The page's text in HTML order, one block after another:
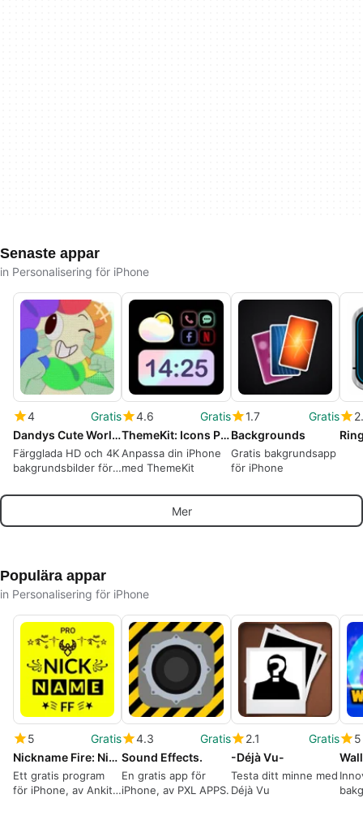
Senaste appar
in Personalisering för iPhone
4
Gratis
Dandys Cute World Wallpaper
Färgglada HD och 4K
bakgrundsbilder för
4.6
Gratis
ThemeKit: Icons Pack Widgets
Anpassa din iPhone
med ThemeKit
1.7
Gratis
Backgrounds
Gratis bakgrundsapp
för iPhone
Mer
Populära appar
in Personalisering för iPhone
5
Gratis
Nickname Fire: Nickfinder App
Ett gratis program
för iPhone, av Ankit
4.3
Gratis
Sound Effects.
En gratis app för
iPhone, av PXL APPS.
2.1
Gratis
-Déjà Vu-
Testa ditt minne med
Déjà Vu
5